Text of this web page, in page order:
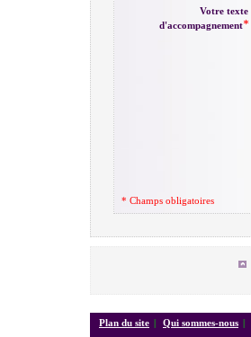
Votre texte
d'accompagnement
* Champs obligatoires
Plan du site | Qui sommes-nous |